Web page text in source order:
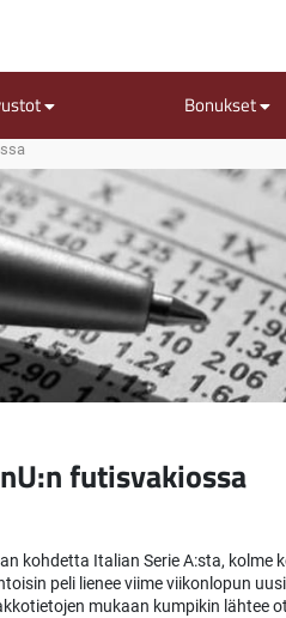
Bonukset
futisvakiossa
kohdetta Italian Serie A:sta, kolme
peli lienee viime viikonlopun
mukaan kumpikin lähtee